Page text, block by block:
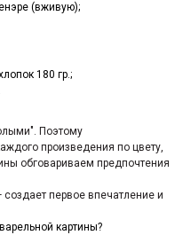
(вживую);
180 гр.;
Поэтому
произведения по цвету,
обговариваем предпочтения
первое впечатление и
картины?